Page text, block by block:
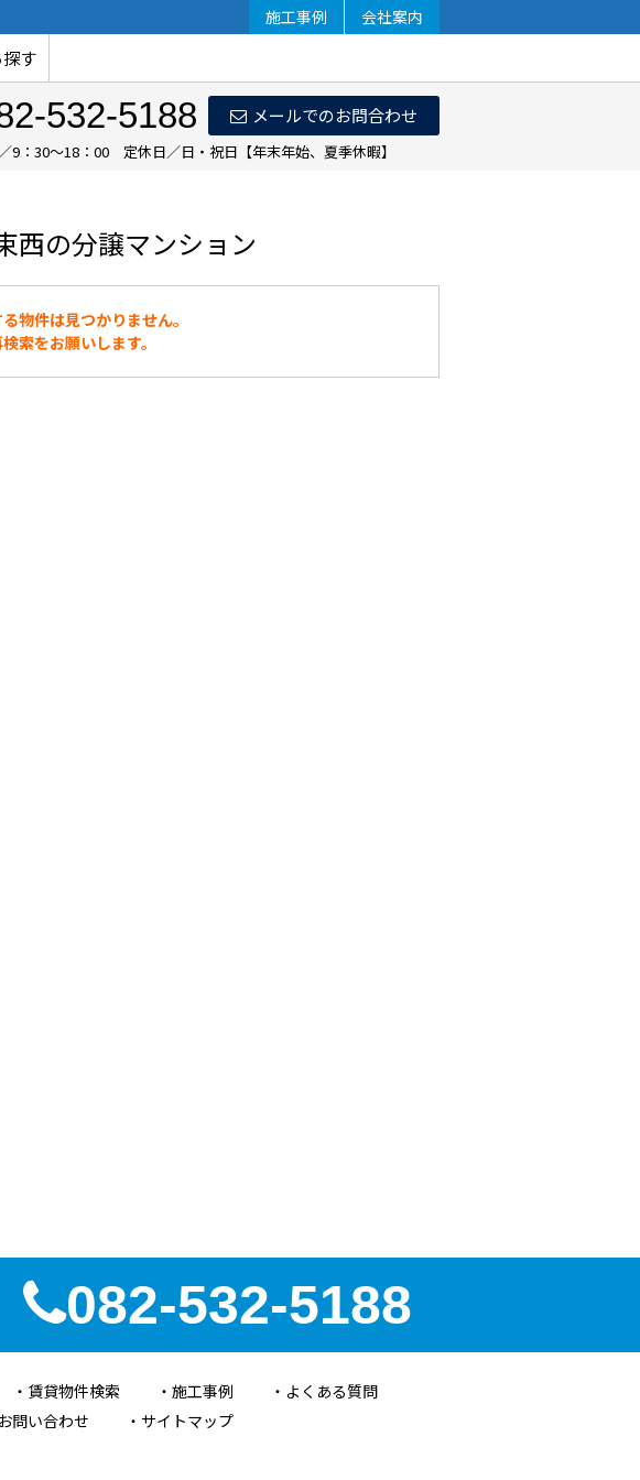
施工事例 会社案内
す
メールでのお問合わせ
532-5188
9：30～18：00 定休日／日・祝日【年末年始、夏季休暇】
西の分譲マンション
物件は見つかりません。
索をお願いします。
082-532-5188
賃貸物件検索 施工事例
よくある質問
お問い合わせ サイトマップ